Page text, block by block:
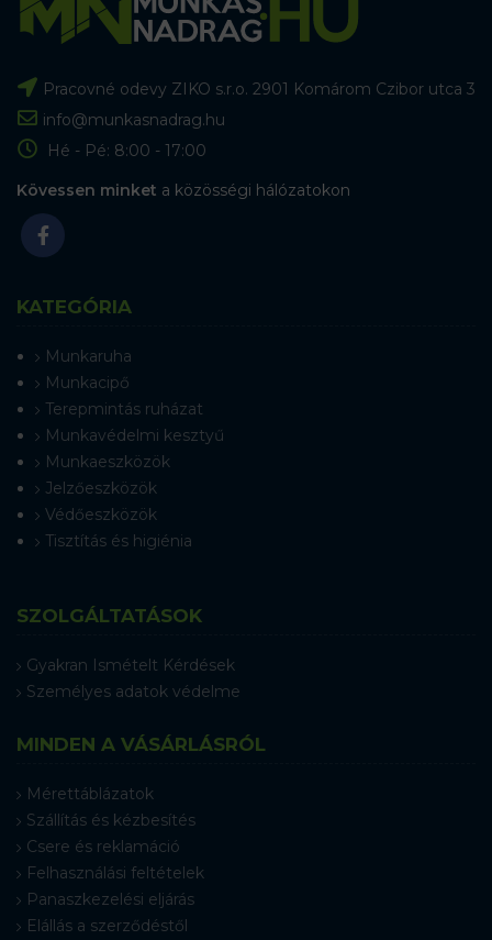
Pracovné odevy ZIKO s.r.o. 2901 Komárom Czibor utca 3
info@munkasnadrag.hu
Hé - Pé: 8:00 - 17:00
Kövessen minket a közösségi hálózatokon
KATEGÓRIA
Munkaruha
Munkacipő
Terepmintás ruházat
Munkavédelmi kesztyű
Munkaeszközök
Jelzőeszközök
Védőeszközök
Tisztítás és higiénia
SZOLGÁLTATÁSOK
Gyakran Ismételt Kérdések
Személyes adatok védelme
MINDEN A VÁSÁRLÁSRÓL
Mérettáblázatok
Szállítás és kézbesítés
Csere és reklamáció
Felhasználási feltételek
Panaszkezelési eljárás
Elállás a szerződéstől